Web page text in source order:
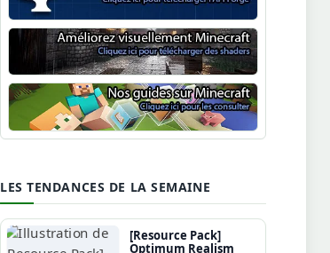
Minecraft Forge
Shaders Minecraft
Guide Minecraft
LES TENDANCES DE LA SEMAINE
[Resource Pack]
Optimum Realism